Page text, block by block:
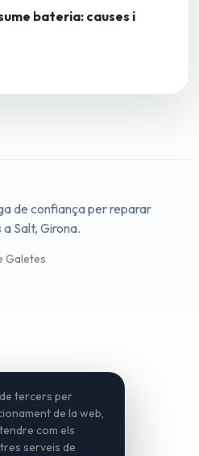
bateria: causes i
de confiança per reparar
Salt, Girona.
Galetes
tercers per
de la web,
com els
serveis de